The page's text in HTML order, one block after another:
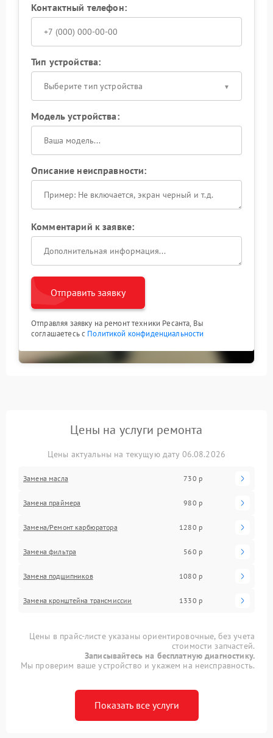
Контактный телефон:
Тип устройства:
Выберите тип устройства
Модель устройства:
Описание неисправности:
Комментарий к заявке:
Отправить заявку
Отправляя заявку на ремонт техники Ресанта, Вы
соглашаетесь с Политикой конфиденциальности
Цены на услуги ремонта
Цены актуальны на текущую дату 06.08.2026
Замена масла 730 р
Замена праймера 980 р
Замена/Pемонт карбюратора 1280 р
Замена фильтра 560 р
Замена подшипников 1080 р
Замена кронштейна трансмиссии 1330 р
Цены в прайс-листе указаны ориентировочные, без учета
стоимости запчастей.
Записывайтесь на бесплатную диагностику.
Мы проверим ваше устройство и укажем на неисправность.
Показать все услуги